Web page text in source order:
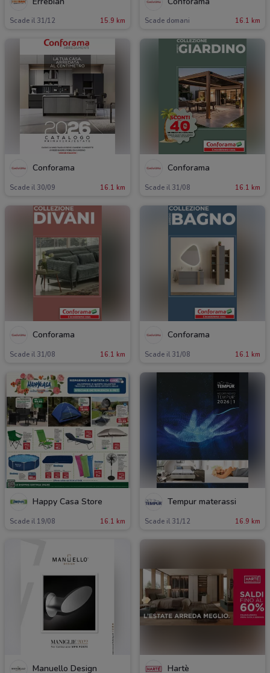
Scade il 31/12 15.9 km Scade domani 16.1 km
Conforama
Scade il 30/09 16.1 km
Conforama
Scade il 31/08 16.1 km
Conforama
Scade il 31/08 16.1 km
Conforama
Scade il 31/08 16.1 km
Happy Casa Store
Scade il 19/08 16.1 km
Tempur materassi
Scade il 31/12 16.9 km
Manuello Design Hartè